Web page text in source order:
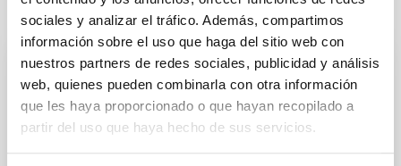
sociales y analizar el tráfico. Además, compartimos
información sobre el uso que haga del sitio web con
nuestros partners de redes sociales, publicidad y análisis
web, quienes pueden combinarla con otra información
que les haya proporcionado o que hayan recopilado a
partir del uso que haya hecho de sus servicios.
Te puede interesar
CON ÁRBITRO
Magnetic Field Alignment with Dense
Cores in the Transition between Cloud and
Core Scales